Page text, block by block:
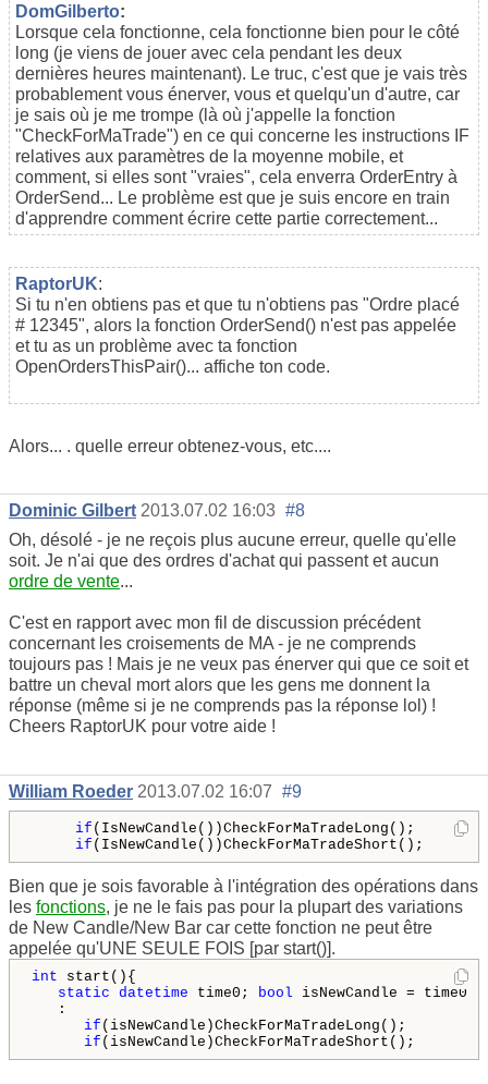
DomGilberto:
Lorsque cela fonctionne, cela fonctionne bien pour le côté
long (je viens de jouer avec cela pendant les deux
dernières heures maintenant). Le truc, c'est que je vais très
probablement vous énerver, vous et quelqu'un d'autre, car
je sais où je me trompe (là où j'appelle la fonction
"CheckForMaTrade") en ce qui concerne les instructions IF
relatives aux paramètres de la moyenne mobile, et
comment, si elles sont "vraies", cela enverra OrderEntry à
OrderSend... Le problème est que je suis encore en train
d'apprendre comment écrire cette partie correctement...
RaptorUK:
Si tu n'en obtiens pas et que tu n'obtiens pas "Ordre placé
# 12345", alors la fonction OrderSend() n'est pas appelée
et tu as un problème avec ta fonction
OpenOrdersThisPair()... affiche ton code.
Alors... . quelle erreur obtenez-vous, etc....
Dominic Gilbert 2013.07.02 16:03 #8
Oh, désolé - je ne reçois plus aucune erreur, quelle qu'elle
soit. Je n'ai que des ordres d'achat qui passent et aucun
ordre de vente...
C'est en rapport avec mon fil de discussion précédent
concernant les croisements de MA - je ne comprends
toujours pas ! Mais je ne veux pas énerver qui que ce soit et
battre un cheval mort alors que les gens me donnent la
réponse (même si je ne comprends pas la réponse lol) !
Cheers RaptorUK pour votre aide !
William Roeder 2013.07.02 16:07 #9
if (IsNewCandle())CheckForMaTradeLong();
if
Bien que je sois favorable à l'intégration des opérations dans
les fonctions, je ne le fais pas pour la plupart des variations
de New Candle/New Bar car cette fonction ne peut être
appelée qu'UNE SEULE FOIS [par start()].
int start(){
static datetime time0; bool isNewCandle = time0
:
if (isNewCandle)CheckForMaTradeLong();
if (isNewCandle)CheckForMaTradeShort();